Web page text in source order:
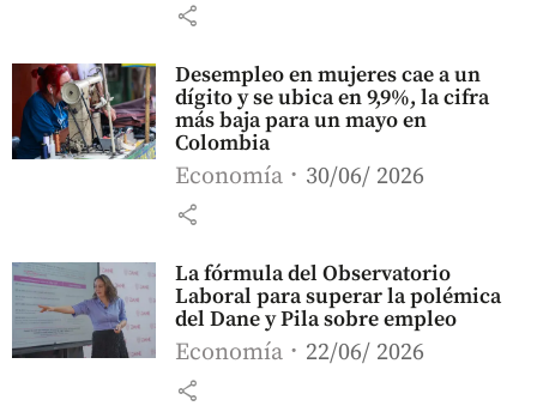
share
Desempleo en mujeres cae a un
dígito y se ubica en 9,9%, la cifra
más baja para un mayo en
Colombia
Economía 30/06/ 2026
share
La fórmula del Observatorio
Laboral para superar la polémica
del Dane y Pila sobre empleo
Economía 22/06/ 2026
share